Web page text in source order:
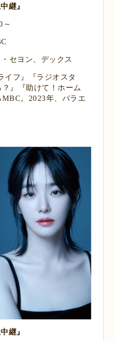
継』
～
セヨン、デックス
イフ』『ラジオスタ
』『助けて！ホーム
。2023年、バラエ
継』